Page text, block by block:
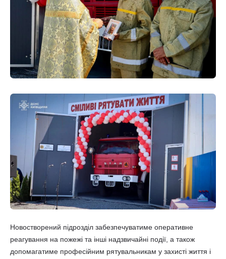
Новостворений підрозділ забезпечуватиме оперативне
реагування на пожежі та інші надзвичайні події, а також
допомагатиме професійним рятувальникам у захисті життя і